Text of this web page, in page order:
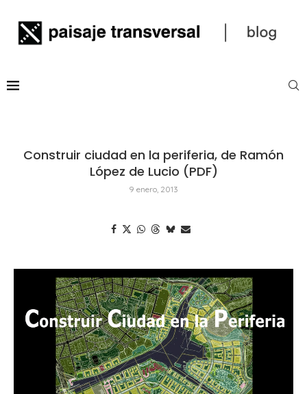
Construir ciudad en la periferia, de Ramón
López de Lucio (PDF)
9 enero, 2013